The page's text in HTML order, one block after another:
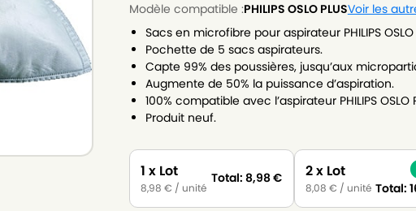
Modèle compatible :PHILIPS OSLO PLUSVoir les
Sacs en microfibre pour aspirateur PHILIPS OSLO
Pochette de 5 sacs aspirateurs.
Capte 99% des poussières, jusqu’aux
Augmente de 50% la puissance d’aspiration.
100% compatible avec l’aspirateur PHILIPS OSLO
Produit neuf.
1 x Lot
8,98€ / unité
Total: 8,98€ 2 x Lot
8,08€ / unité Total: